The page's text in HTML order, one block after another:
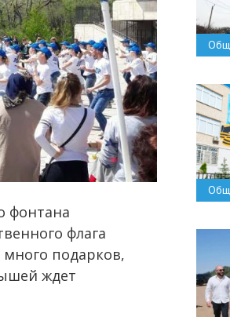
фонтана
флага
подарков,
ждет